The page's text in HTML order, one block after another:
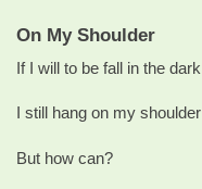
On My Shoulder
If I will to be fall in the dark
I still hang on my shoulder
But how can?